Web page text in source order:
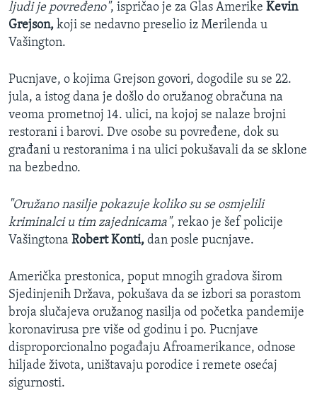
ljudi je povređeno", ispričao je za Glas Amerike Kevin
Grejson, koji se nedavno preselio iz Merilenda u
Vašington.
Pucnjave, o kojima Grejson govori, dogodile su se 22.
jula, a istog dana je došlo do oružanog obračuna na
veoma prometnoj 14. ulici, na kojoj se nalaze brojni
restorani i barovi. Dve osobe su povređene, dok su
građani u restoranima i na ulici pokušavali da se sklone
na bezbedno.
"Oružano nasilje pokazuje koliko su se osmjelili
kriminalci u tim zajednicama", rekao je šef policije
Vašingtona Robert Konti, dan posle pucnjave.
Američka prestonica, poput mnogih gradova širom
Sjedinjenih Država, pokušava da se izbori sa porastom
broja slučajeva oružanog nasilja od početka pandemije
koronavirusa pre više od godinu i po. Pucnjave
disproporcionalno pogađaju Afroamerikance, odnose
hiljade života, uništavaju porodice i remete osećaj
sigurnosti.